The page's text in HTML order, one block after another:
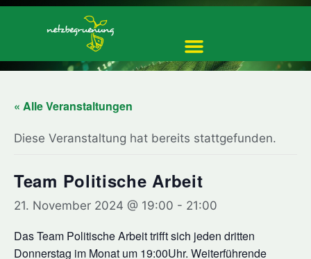
« Alle Veranstaltungen
Diese Veranstaltung hat bereits stattgefunden.
Team Politische Arbeit
21. November 2024 @ 19:00 - 21:00
Das Team Politische Arbeit trifft sich jeden dritten
Donnerstag im Monat um 19:00Uhr. Weiterführende